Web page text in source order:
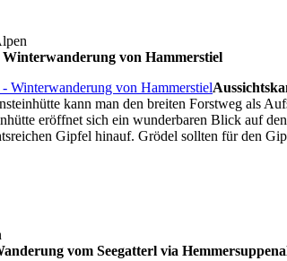
Winterwanderung von Hammerstiel
kann man den breiten Forstweg als
eröffnet sich ein wunderbaren Blick auf
Gipfel hinauf. Grödel sollten für den
vom Seegatterl via